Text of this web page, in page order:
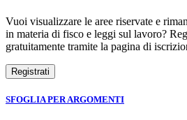
Vuoi visualizzare le aree riservate e
in materia di fisco e leggi sul lavoro?
gratuitamente tramite la pagina di
SFOGLIA PER ARGOMENTI